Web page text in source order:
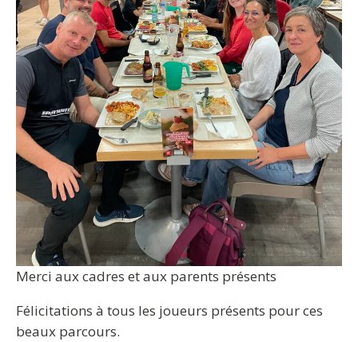
Merci aux cadres et aux parents présents
Félicitations à tous les joueurs présents pour ces
beaux parcours.